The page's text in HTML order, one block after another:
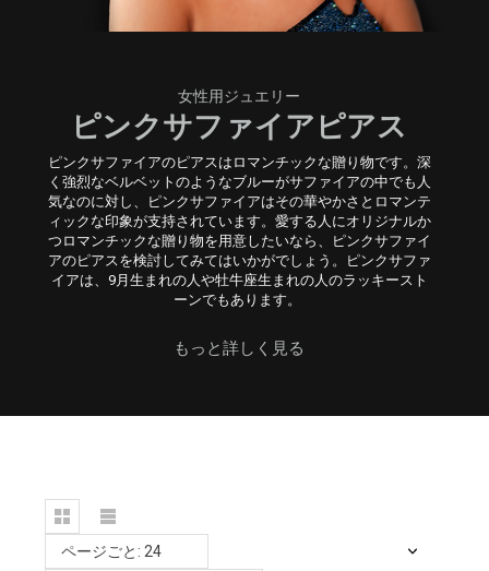
女性用ジュエリー
ピンクサファイアピアス
ピンクサファイアのピアスはロマンチックな贈り物です。深
く強烈なベルベットのようなブルーがサファイアの中でも人
気なのに対し、ピンクサファイアはその華やかさとロマンテ
ィックな印象が支持されています。愛する人にオリジナルか
つロマンチックな贈り物を用意したいなら、ピンクサファイ
アのピアスを検討してみてはいかがでしょう。ピンクサファ
イアは、9月生まれの人や牡牛座生まれの人のラッキースト
ーンでもあります。
もっと詳しく見る
ページごと: 24